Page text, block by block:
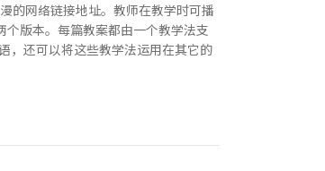
的网络链接地址。教师在教学时可播
版本。每篇教案都由一个教学法支
，还可以将这些教学法运用在其它的